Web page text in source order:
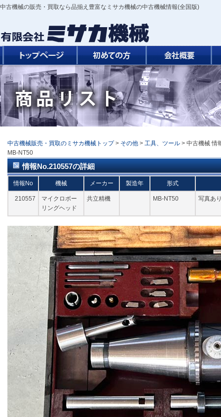
中古機械の販売・買取なら品揃え豊富なミサカ機械の中古機械情報(全国版)
中古機械販売・買取のミサカ機械トップ > その他 > 工具、ツール > 中古機械 情
MB-NT50
情報No.210557の詳細
情報No 機械 メーカー 製造年 形式
210557
マイクロボー
リングヘッド
共立精機 MB-NT50 写真あ